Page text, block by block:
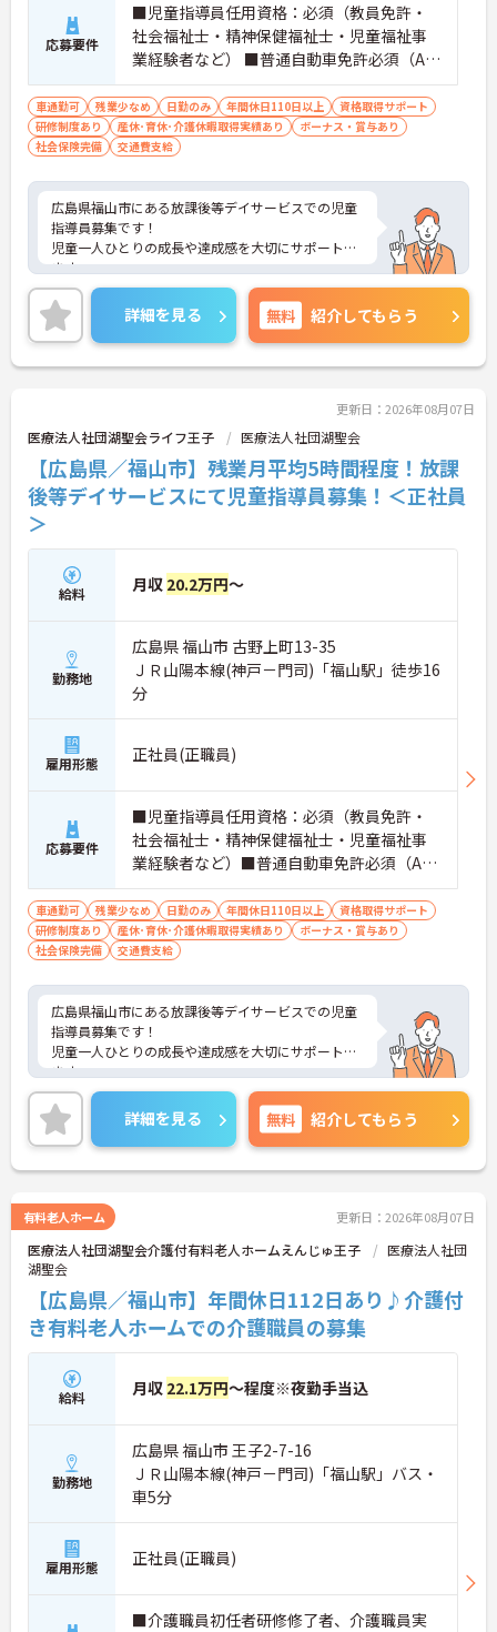
応募要件
■児童指導員任用資格：必須（教員免許・
社会福祉士・精神保健福祉士・児童福祉事
業経験者など） ■普通自動車免許必須（AT
限定可） ■経験不問 ■社会福祉学・心理
学・教育学・社会学のいずれかの学科を卒
業
車通勤可 残業少なめ 日勤のみ 年間休日110日以上
資格取得サポート
研修制度あり
産休･育休･介護休暇取得実績あり
ボーナス・賞与あり
社会保険完備
交通費支給
広島県福山市にある放課後等デイサービスでの児童
指導員募集です！
児童一人ひとりの成長や達成感を大切にサポートし
ます。
賞与・昇給実績あり、ワークライフバランスも良好
です。
地域に根ざした福祉グループが母体で、中途入社の
方も安心してスタートできます。ご興味がある方
は、ご面接のポイントをお伝えしますので、お気軽
詳細を見る 無料 紹介してもらう
更新日：2026年08月07日
医療法人社団湖聖会ライフ王子 医療法人社団湖聖会
【広島県／福山市】残業月平均5時間程度！放課
後等デイサービスにて児童指導員募集！＜正社員
＞
給料 月収 20.2万円～
勤務地
広島県 福山市 古野上町13-35
ＪＲ山陽本線(神戸－門司)「福山駅」徒歩16
分
雇用形態 正社員(正職員)
応募要件
■児童指導員任用資格：必須（教員免許・
社会福祉士・精神保健福祉士・児童福祉事
業経験者など）■普通自動車免許必須（AT
限定可） ■経験不問 ■社会福祉学・心理
学・教育学・社会学のいずれかの学科を卒
業
車通勤可 残業少なめ 日勤のみ 年間休日110日以上
資格取得サポート
研修制度あり
産休･育休･介護休暇取得実績あり
ボーナス・賞与あり
社会保険完備
交通費支給
広島県福山市にある放課後等デイサービスでの児童
指導員募集です！
児童一人ひとりの成長や達成感を大切にサポートし
ます。
賞与・昇給実績あり、ワークライフバランスも良好
です。
地域に根ざした福祉グループが母体で、中途入社の
方も安心してスタートできます。ご興味がある方
は、ご面接のポイントをお伝えしますので、お気軽
詳細を見る 無料 紹介してもらう
有料老人ホーム 更新日：2026年08月07日
医療法人社団湖聖会介護付有料老人ホームえんじゅ王子
医療法人社団
湖聖会
【広島県／福山市】年間休日112日あり♪介護付
き有料老人ホームでの介護職員の募集
給料 月収 22.1万円～程度※夜勤手当込
勤務地
広島県 福山市 王子2-7-16
ＪＲ山陽本線(神戸－門司)「福山駅」バス・
車5分
雇用形態 正社員(正職員)
■介護職員初任者研修修了者、介護職員実